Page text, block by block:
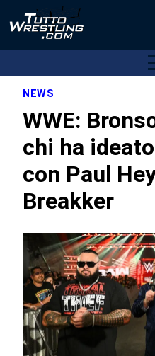
NEWS
WWE:
chi ha
con Paul
Breakker